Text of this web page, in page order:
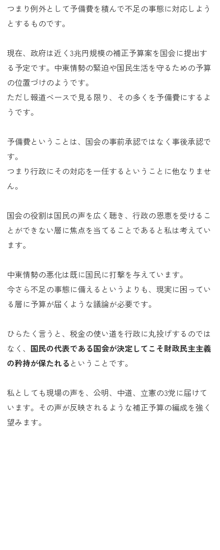
つまり例外として予備費を積んで不足の事態に対応しよう
とするものです。
現在、政府は近く3兆円規模の補正予算案を国会に提出す
る予定です。中東情勢の緊迫や国民生活を守るための予算
の位置づけのようです。
ただし報道ベースで見る限り、その多くを予備費にするよ
うです。
予備費ということは、国会の事前承認ではなく事後承認で
す。
つまり行政にその対応を一任するということに他なりませ
ん。
国会の役割は国民の声を広く聴き、行政の恩恵を受けるこ
とができない層に焦点を当てることであると私は考えてい
ます。
中東情勢の悪化は既に国民に打撃を与えています。
今さら不足の事態に備えるというよりも、現実に困ってい
る層に予算が届くような議論が必要です。
ひらたく言うと、税金の使い道を行政に丸投げするのでは
なく、 国民の代表である国会が決定してこそ財政民主主義
の矜持が保たれる ということです。
私としても現場の声を、公明、中道、立憲の3党に届けて
います。その声が反映されるような補正予算の編成を強く
望みます。